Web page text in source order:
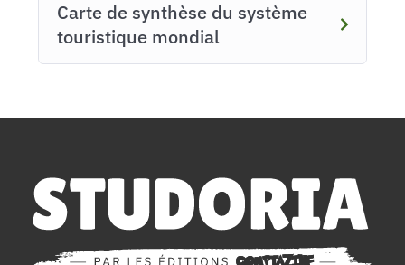
Carte de synthèse du système
touristique mondial